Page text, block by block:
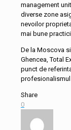
management
diverse zone
nevoilor
mai bune
De la Moscova
Ghencea, Total
punct de
Share
0